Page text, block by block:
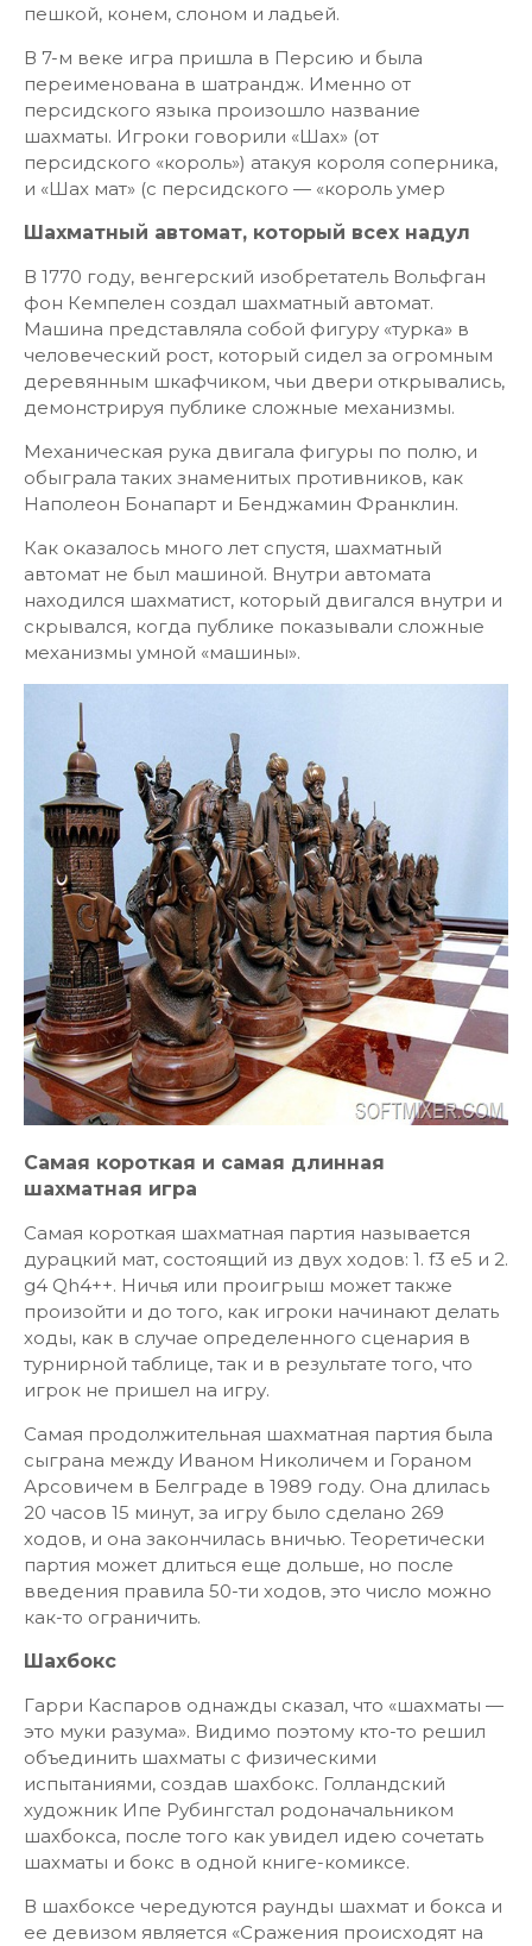
пешкой, конем, слоном и ладьей.
В 7-м веке игра пришла в Персию и была
переименована в шатрандж. Именно от
персидского языка произошло название
шахматы. Игроки говорили «Шах» (от
персидского «король») атакуя короля соперника,
и «Шах мат» (с персидского — «король умер
Шахматный автомат, который всех надул
В 1770 году, венгерский изобретатель Вольфган
фон Кемпелен создал шахматный автомат.
Машина представляла собой фигуру «турка» в
человеческий рост, который сидел за огромным
деревянным шкафчиком, чьи двери открывались,
демонстрируя публике сложные механизмы.
Механическая рука двигала фигуры по полю, и
обыграла таких знаменитых противников, как
Наполеон Бонапарт и Бенджамин Франклин.
Как оказалось много лет спустя, шахматный
автомат не был машиной. Внутри автомата
находился шахматист, который двигался внутри и
скрывался, когда публике показывали сложные
механизмы умной «машины».
Самая короткая и самая длинная
шахматная игра
Самая короткая шахматная партия называется
дурацкий мат, состоящий из двух ходов: 1. f3 e5 и 2.
g4 Qh4++. Ничья или проигрыш может также
произойти и до того, как игроки начинают делать
ходы, как в случае определенного сценария в
турнирной таблице, так и в результате того, что
игрок не пришел на игру.
Самая продолжительная шахматная партия была
сыграна между Иваном Николичем и Гораном
Арсовичем в Белграде в 1989 году. Она длилась
20 часов 15 минут, за игру было сделано 269
ходов, и она закончилась вничью. Теоретически
партия может длиться еще дольше, но после
введения правила 50-ти ходов, это число можно
как-то ограничить.
Шахбокс
Гарри Каспаров однажды сказал, что «шахматы —
это муки разума». Видимо поэтому кто-то решил
объединить шахматы с физическими
испытаниями, создав шахбокс. Голландский
художник Ипе Рубингстал родоначальником
шахбокса, после того как увидел идею сочетать
шахматы и бокс в одной книге-комиксе.
В шахбоксе чередуются раунды шахмат и бокса и
ее девизом является «Сражения происходят на